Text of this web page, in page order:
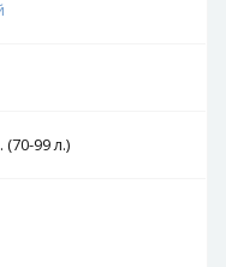
(70-99 л.)